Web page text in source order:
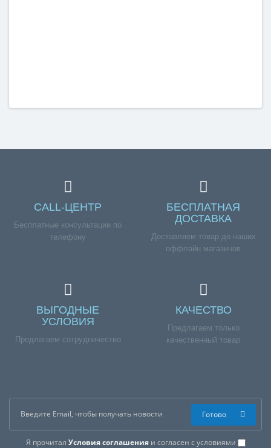
CALL-ЦЕНТР
Бесплатные консультации по
телефону
БЕСПЛАТНАЯ
ДОСТАВКА
Доставляем товар до наших
оффлайн магазинов
ВЫГОДНЫЕ
УСЛОВИЯ
Предлагаем сотрудничество
КАЧЕСТВО
Предлагаем только
качественный товар
Я прочитал Условия соглашенияи согласен с условиями
Готово